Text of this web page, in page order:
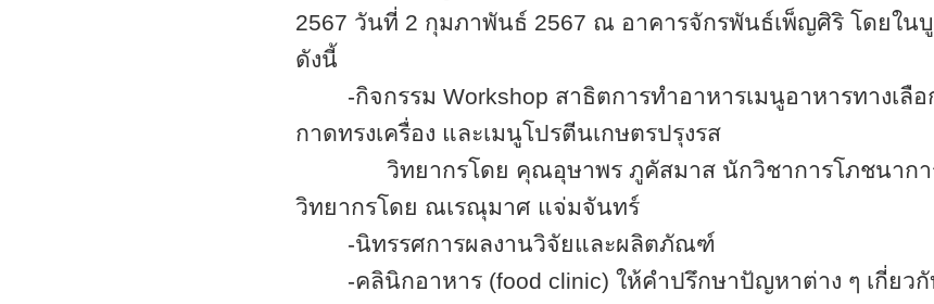
2567 วันที่ 2 กุมภาพันธ์ 2567 ณ อาคารจักรพันธ์เพ็ญศิริ โดยใน
ดังนี้
-กิจกรรม Workshop สาธิตการทำอาหารเมนูอาหารทางเลือ
กาดทรงเครื่อง และเมนูโปรตีนเกษตรปรุงรส
วิทยากรโดย คุณอุษาพร ภูคัสมาส นักวิชาการโภชนากา
วิทยากรโดย ณเรณุมาศ แจ่มจันทร์
-นิทรรศการผลงานวิจัยและผลิตภัณฑ์
-คลินิกอาหาร (food clinic) ให้คำปรึกษาปัญหาต่าง ๆ เกี่ย